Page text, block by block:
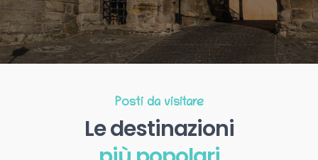
Posti da visitare
Le destinazioni